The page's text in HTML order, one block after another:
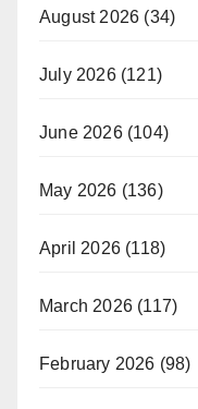
August 2026 (34)
July 2026(121)
June 2026(104)
May 2026 (136)
April 2026 (118)
March 2026 (117)
February 2026 (98)